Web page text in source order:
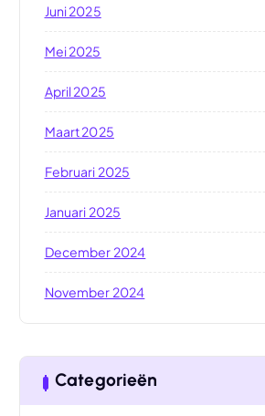
Juni 2025
Mei 2025
April 2025
Maart 2025
Februari 2025
Januari 2025
December 2024
November 2024
Categorieën